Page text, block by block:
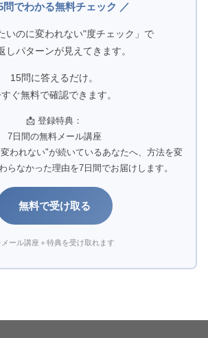
問でわかる無料チェック ／
いのに変われない"度チェック」で
しパターンが見えてきます。
15問に答えるだけ。
ぐ無料で確認できます。
📩 登録特典：
7日間の無料メール講座
変われない"が続いているあなたへ、方法を変
らなかった理由を7日間でお届けします。
無料で受け取る
ール講座＋特典を受け取れます